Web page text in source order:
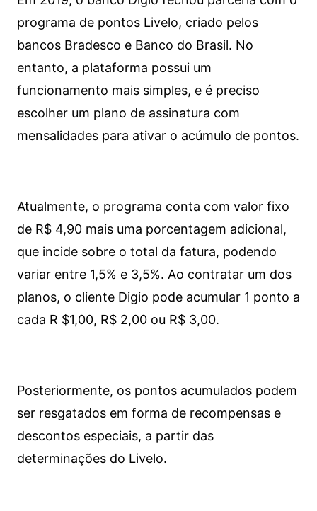
programa de pontos Livelo, criado pelos
bancos Bradesco e Banco do Brasil. No
entanto, a plataforma possui um
funcionamento mais simples, e é preciso
escolher um plano de assinatura com
mensalidades para ativar o acúmulo de pontos.
Atualmente, o programa conta com valor fixo
de R$ 4,90 mais uma porcentagem adicional,
que incide sobre o total da fatura, podendo
variar entre 1,5% e 3,5%. Ao contratar um dos
planos, o cliente Digio pode acumular 1 ponto a
cada R $1,00, R$ 2,00 ou R$ 3,00.
Posteriormente, os pontos acumulados podem
ser resgatados em forma de recompensas e
descontos especiais, a partir das
determinações do Livelo.